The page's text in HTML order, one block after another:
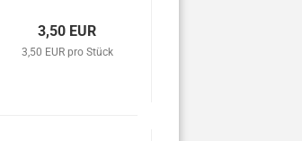
3,50 EUR
3,50 EUR pro Stück